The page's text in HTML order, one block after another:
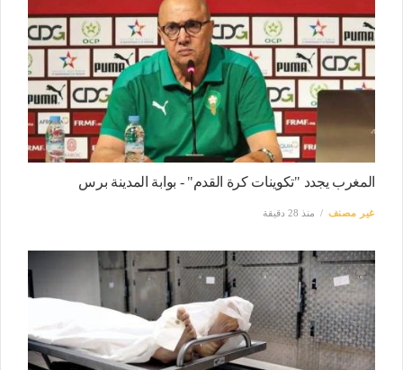
المغرب يجدد "تكوينات كرة القدم" - بوابة المدينة برس
غير مصنف منذ 28 دقيقة